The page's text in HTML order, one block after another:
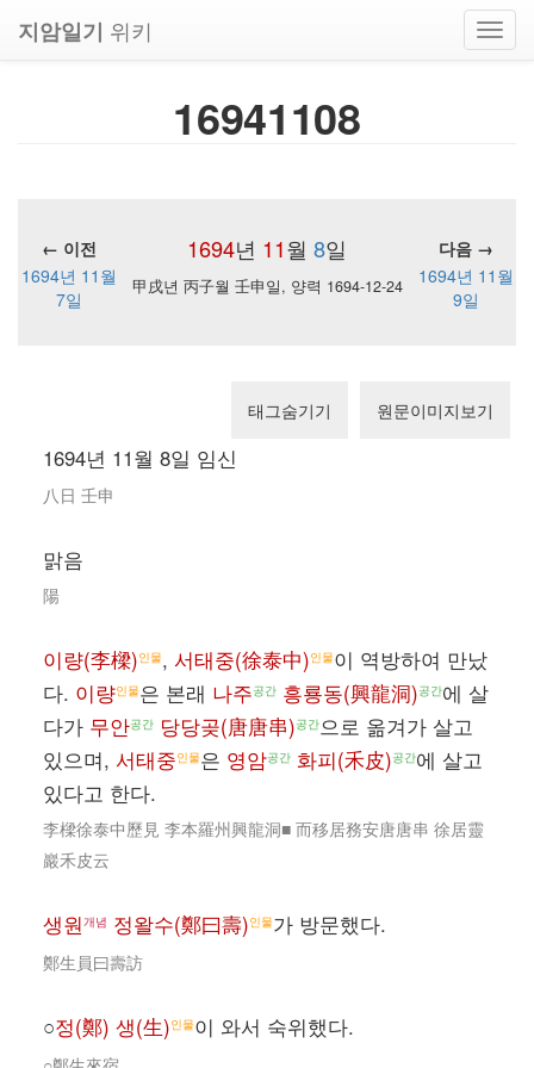
지암일기 위키
16941108
1694년 11월 8일
← 이전
다음 →
1694년 11월
7일
甲戌년 丙子월 壬申일, 양력 1694-12-24
1694년 11월
9일
태그숨기기 원문이미지보기
1694년 11월 8일 임신
八日 壬申
맑음
陽
이량(李樑)인물, 서태중(徐泰中)인물이 역방하여 만났
다. 이량인물은 본래 나주공간 흥룡동(興龍洞)공간에 살
다가 무안공간 당당곶(唐唐串)공간으로 옮겨가 살고
있으며, 서태중인물은 영암공간 화피(禾皮)공간에 살고
있다고 한다.
李樑徐泰中歷見 李本羅州興龍洞■ 而移居務安唐唐串 徐居靈
巖禾皮云
생원 개념 정왈수(鄭曰壽)인물가 방문했다.
鄭生員曰壽訪
○정(鄭) 생(生)인물이 와서 숙위했다.